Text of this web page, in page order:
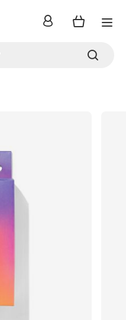
inloggen